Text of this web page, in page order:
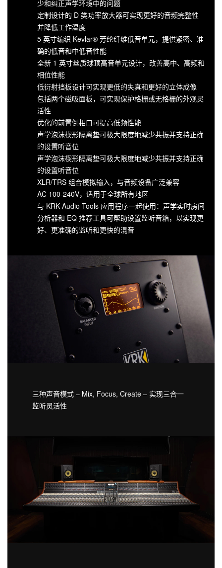
少和纠正声学环境中的问题
定制设计的 D 类功率放大器可实现更好的音频完整性
并降低工作温度
5 英寸编织 Kevlar® 芳纶纤维低音单元，提供紧密、准
确的低音和中低音性能
全新 1 英寸丝质球顶高音单元设计，改善高中、高频和
相位性能
低衍射挡板设计可实现更低的失真和更好的立体成像
包括两个磁吸面板，可实现保护格栅或无格栅的外观灵
活性
优化的前置倒相口可提高低频性能
声学泡沫楔形隔离垫可极大限度地减少共振并支持正确
的设置听音位
声学泡沫楔形隔离垫可极大限度地减少共振并支持正确
的设置听音位
XLR/TRS 组合模拟输入，与音频设备广泛兼容
AC 100-240V，适用于全球所有地区
与 KRK Audio Tools 应用程序一起使用：声学实时房间
分析器和 EQ 推荐工具可帮助设置监听音箱，以实现更
好、更准确的监听和更快的混音
三种声音模式 – Mix, Focus, Create – 实现三合一
监听灵活性